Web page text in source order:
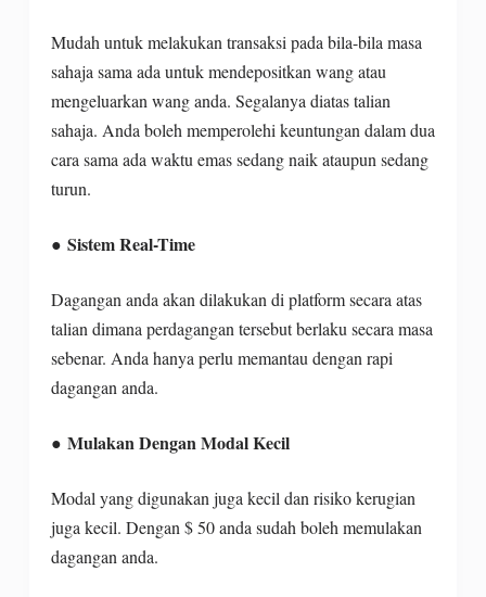
Mudah untuk melakukan transaksi pada bila-bila masa
sahaja sama ada untuk mendepositkan wang atau
mengeluarkan wang anda. Segalanya diatas talian
sahaja. Anda boleh memperolehi keuntungan dalam dua
cara sama ada waktu emas sedang naik ataupun sedang
turun.
● Sistem Real-Time
Dagangan anda akan dilakukan di platform secara atas
talian dimana perdagangan tersebut berlaku secara masa
sebenar. Anda hanya perlu memantau dengan rapi
dagangan anda.
● Mulakan Dengan Modal Kecil
Modal yang digunakan juga kecil dan risiko kerugian
juga kecil. Dengan $ 50 anda sudah boleh memulakan
dagangan anda.